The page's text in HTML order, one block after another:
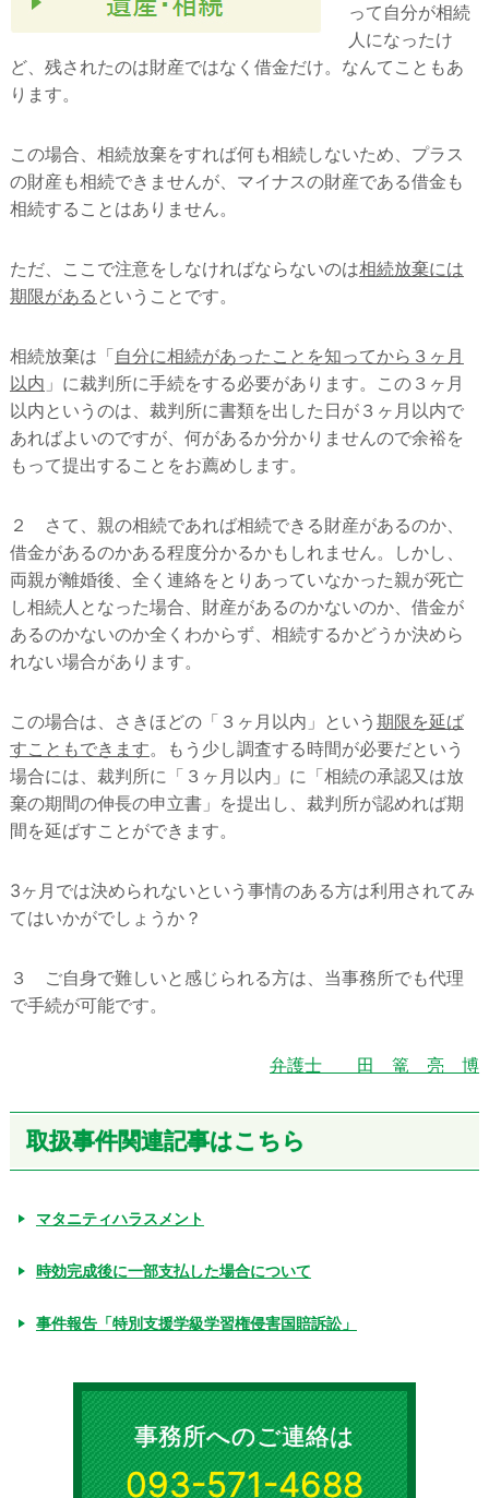
って自分が相続
人になったけ
ど、残されたのは財産ではなく借金だけ。なんてこともあ
ります。
この場合、相続放棄をすれば何も相続しないため、プラス
の財産も相続できませんが、マイナスの財産である借金も
相続することはありません。
ただ、ここで注意をしなければならないのは相続放棄には
期限がある ということです。
相続放棄は「自分に相続があったことを知ってから３ヶ月
以内 」に裁判所に手続をする必要があります。この３ヶ月
以内というのは、裁判所に書類を出した日が３ヶ月以内で
あればよいのですが、何があるか分かりませんので余裕を
もって提出することをお薦めします。
２ さて、親の相続であれば相続できる財産があるのか、
借金があるのかある程度分かるかもしれません。しかし、
両親が離婚後、全く連絡をとりあっていなかった親が死亡
し相続人となった場合、財産があるのかないのか、借金が
あるのかないのか全くわからず、相続するかどうか決めら
れない場合があります。
この場合は、さきほどの「３ヶ月以内」という 期限を延ば
すこともできます。もう少し調査する時間が必要だという
場合には、裁判所に「３ヶ月以内」に「相続の承認又は放
棄の期間の伸長の申立書」を提出し、裁判所が認めれば期
間を延ばすことができます。
3ヶ月では決められないという事情のある方は利用されてみ
てはいかがでしょうか？
３ ご自身で難しいと感じられる方は、当事務所でも代理
で手続が可能です。
弁護士 田 篭 亮 博
取扱事件関連記事はこちら
マタニティハラスメント
時効完成後に一部支払した場合について
事件報告「特別支援学級学習権侵害国賠訴訟」
事務所へのご連絡は
093-571-4688